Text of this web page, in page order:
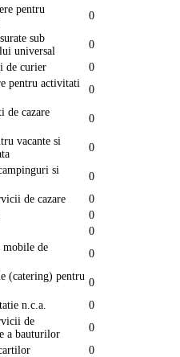
pentru
0
sub
universal
0
de curier
0
pentru activitati
0
de cazare
0
vacante si
0
si
0
de cazare
0
0
0
de
0
(catering) pentru
0
n.c.a.
0
de
a bauturilor
0
0